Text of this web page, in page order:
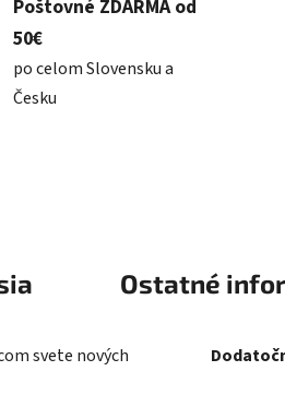
Poštovné ZDARMA od
50€
po celom Slovensku a
Česku
Ostatné
svete nových